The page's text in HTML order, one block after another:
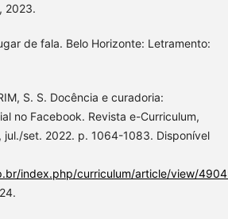
2023.
de fala. Belo Horizonte: Letramento:
S. S. Docência e curadoria:
no Facebook. Revista e-Curriculum,
jul./set. 2022. p. 1064-1083. Disponível
index.php/curriculum/article/view/